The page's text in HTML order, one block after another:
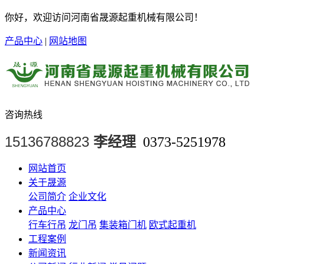
你好，欢迎访问河南省晟源起重机械有限公司！
产品中心 | 网站地图
咨询热线
15136788823 李经理 0373-5251978
网站首页
关于晟源
公司简介 企业文化
产品中心
行车行吊 龙门吊 集装箱门机 欧式起重机
工程案例
新闻资讯